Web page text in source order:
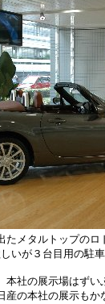
たメタルトップのロ
いが３台目用の駐車
本社の展示場はずい
産の本社の展示もか